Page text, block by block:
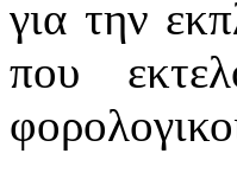
για την
που